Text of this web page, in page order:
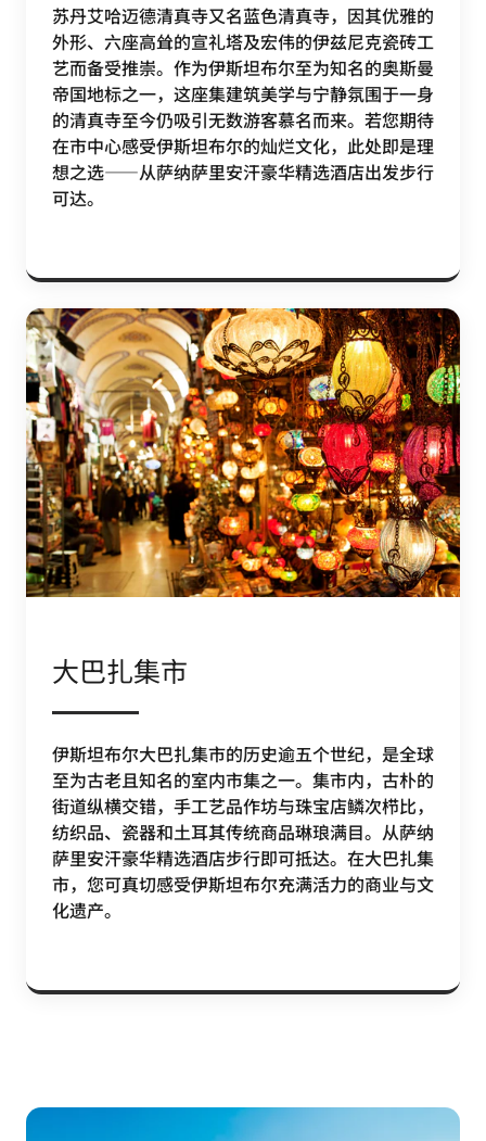
苏丹艾哈迈德清真寺又名蓝色清真寺，因其优雅的
外形、六座高耸的宣礼塔及宏伟的伊兹尼克瓷砖工
艺而备受推崇。作为伊斯坦布尔至为知名的奥斯曼
帝国地标之一，这座集建筑美学与宁静氛围于一身
的清真寺至今仍吸引无数游客慕名而来。若您期待
在市中心感受伊斯坦布尔的灿烂文化，此处即是理
想之选——从萨纳萨里安汗豪华精选酒店出发步行
可达。
大巴扎集市
伊斯坦布尔大巴扎集市的历史逾五个世纪，是全球
至为古老且知名的室内市集之一。集市内，古朴的
街道纵横交错，手工艺品作坊与珠宝店鳞次栉比，
纺织品、瓷器和土耳其传统商品琳琅满目。从萨纳
萨里安汗豪华精选酒店步行即可抵达。在大巴扎集
市，您可真切感受伊斯坦布尔充满活力的商业与文
化遗产。